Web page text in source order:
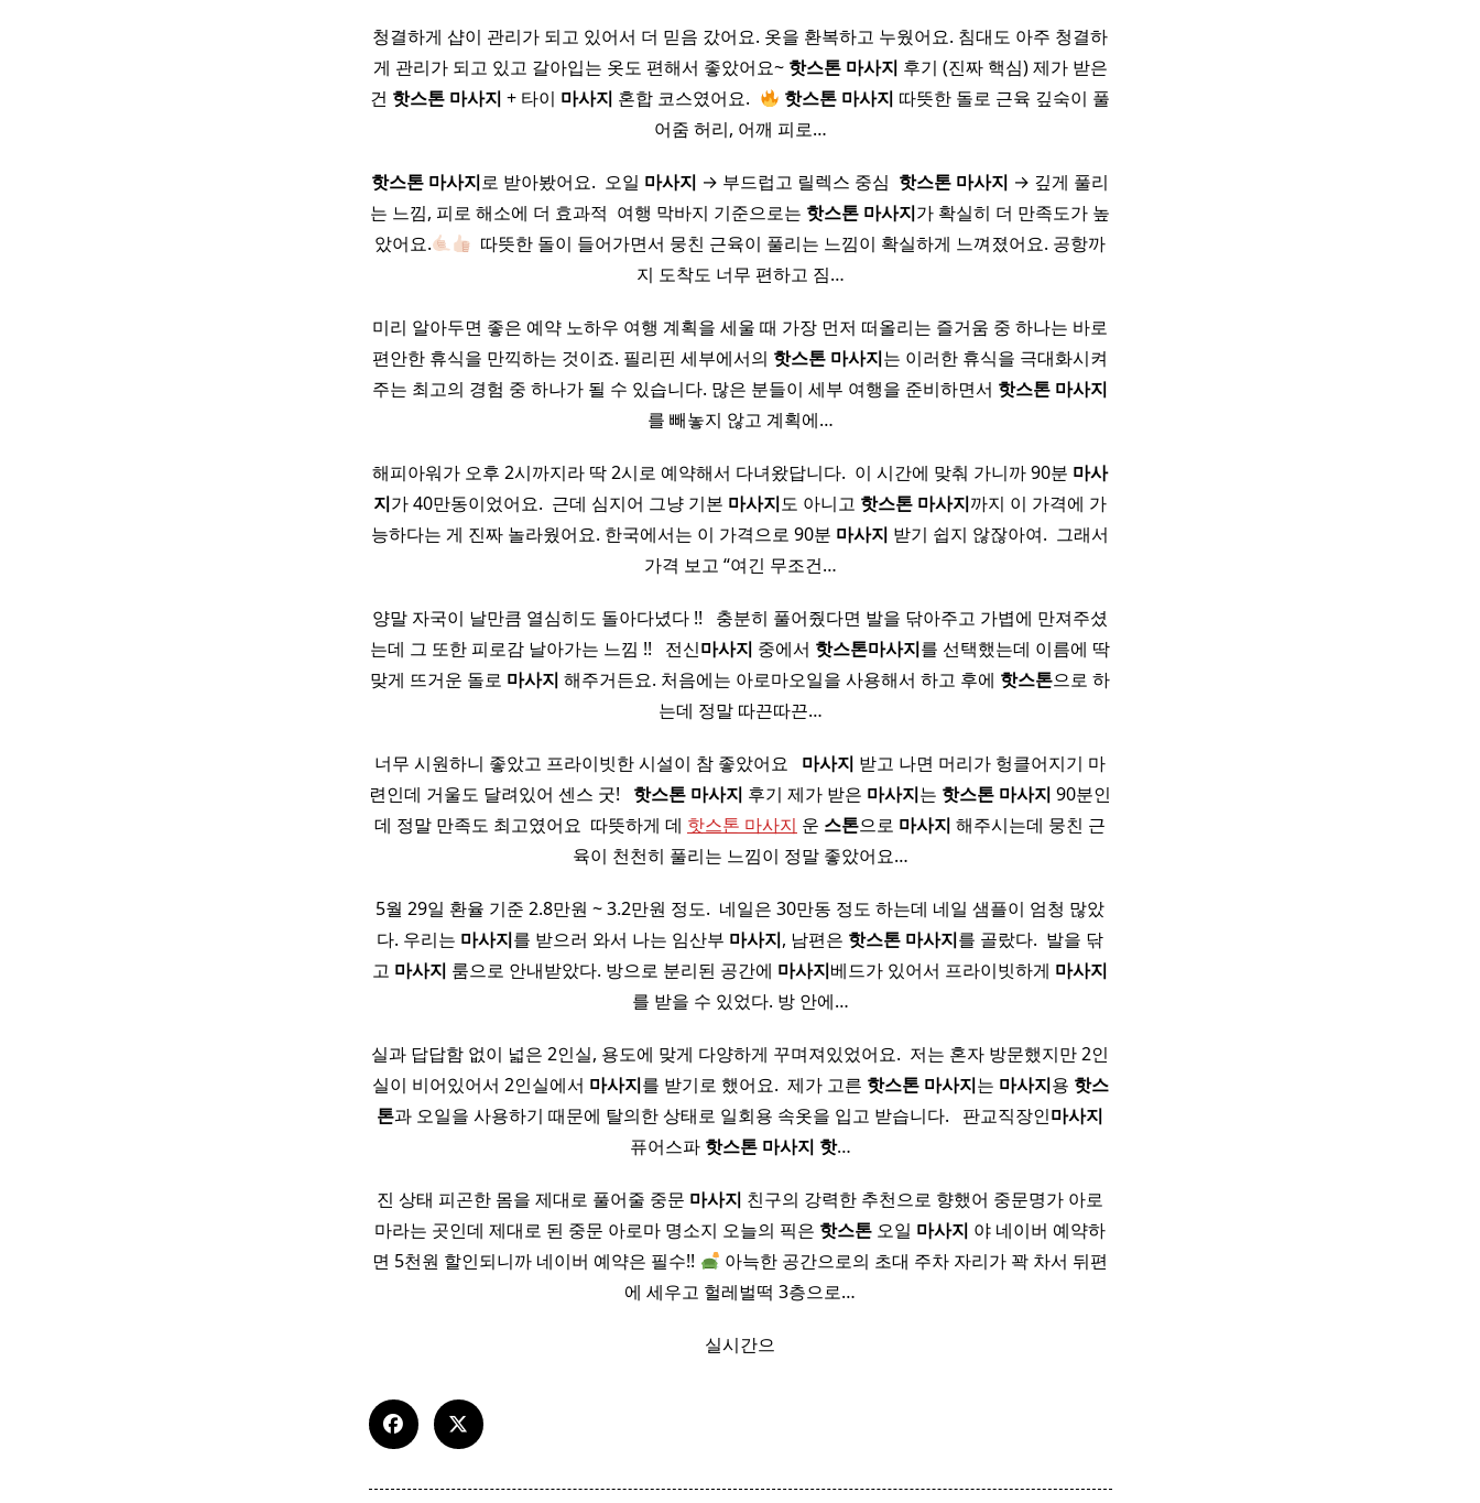
청결하게 샵이 관리가 되고 있어서 더 믿음 갔어요. 옷을 환복하고 누웠어요. 침대도 아주 청결하
게 관리가 되고 있고 갈아입는 옷도 편해서 좋았어요~ 핫스톤 마사지 후기 (진짜 핵심) 제가 받은
건 핫스톤 마사지 + 타이 마사지 혼합 코스였어요. ​ 핫스톤 마사지 따뜻한 돌로 근육 깊숙이 풀
어줌 허리, 어깨 피로…
핫스톤 마사지로 받아봤어요. ​ 오일 마사지 → 부드럽고 릴렉스 중심 ​ 핫스톤 마사지 → 깊게 풀리
는 느낌, 피로 해소에 더 효과적 ​ 여행 막바지 기준으로는 핫스톤 마사지가 확실히 더 만족도가 높
았어요.
​ 따뜻한 돌이 들어가면서 뭉친 근육이 풀리는 느낌이 확실하게 느껴졌어요. 공항까
지 도착도 너무 편하고 짐…
미리 알아두면 좋은 예약 노하우 여행 계획을 세울 때 가장 먼저 떠올리는 즐거움 중 하나는 바로
편안한 휴식을 만끽하는 것이죠. 필리핀 세부에서의 핫스톤 마사지는 이러한 휴식을 극대화시켜
주는 최고의 경험 중 하나가 될 수 있습니다. 많은 분들이 세부 여행을 준비하면서 핫스톤 마사지
를 빼놓지 않고 계획에…
해피아워가 오후 2시까지라 딱 2시로 예약해서 다녀왔답니다. ​ 이 시간에 맞춰 가니까 90분 마사
지가 40만동이었어요. ​ 근데 심지어 그냥 기본 마사지도 아니고 핫스톤 마사지까지 이 가격에 가
능하다는 게 진짜 놀라웠어요. 한국에서는 이 가격으로 90분 마사지 받기 쉽지 않잖아여. ​ 그래서
가격 보고 “여긴 무조건…
양말 자국이 날만큼 열심히도 돌아다녔다 !! ​ ​ 충분히 풀어줬다면 발을 닦아주고 가볍에 만져주셨
는데 그 또한 피로감 날아가는 느낌 !! ​ ​ 전신마사지 중에서 핫스톤마사지를 선택했는데 이름에 딱
맞게 뜨거운 돌로 마사지 해주거든요. 처음에는 아로마오일을 사용해서 하고 후에 핫스톤으로 하
는데 정말 따끈따끈…
너무 시원하니 좋았고 프라이빗한 시설이 참 좋았어요 ​ ​ 마사지 받고 나면 머리가 헝클어지기 마
련인데 거울도 달려있어 센스 굿! ​ ​ 핫스톤 마사지 후기 제가 받은 마사지는 핫스톤 마사지 90분인
데 정말 만족도 최고였어요 ​ 따뜻하게 데 핫스톤 마사지 운 스톤으로 마사지 해주시는데 뭉친 근
육이 천천히 풀리는 느낌이 정말 좋았어요…
5월 29일 환율 기준 2.8만원 ~ 3.2만원 정도. ​ 네일은 30만동 정도 하는데 네일 샘플이 엄청 많았
다. 우리는 마사지를 받으러 와서 나는 임산부 마사지, 남편은 핫스톤 마사지를 골랐다. ​ 발을 닦
고 마사지 룸으로 안내받았다. 방으로 분리된 공간에 마사지베드가 있어서 프라이빗하게 마사지
를 받을 수 있었다. 방 안에…
실과 답답함 없이 넓은 2인실, 용도에 맞게 다양하게 꾸며져있었어요. ​ 저는 혼자 방문했지만 2인
실이 비어있어서 2인실에서 마사지를 받기로 했어요. ​ 제가 고른 핫스톤 마사지는 마사지용 핫스
톤과 오일을 사용하기 때문에 탈의한 상태로 일회용 속옷을 입고 받습니다. ​ ​ 판교직장인마사지
퓨어스파 핫스톤 마사지 핫…
진 상태 피곤한 몸을 제대로 풀어줄 중문 마사지 친구의 강력한 추천으로 향했어 중문명가 아로
마라는 곳인데 제대로 된 중문 아로마 명소지 오늘의 픽은 핫스톤 오일 마사지 야 네이버 예약하
면 5천원 할인되니까 네이버 예약은 필수!!
아늑한 공간으로의 초대 주차 자리가 꽉 차서 뒤편
에 세우고 헐레벌떡 3층으로…
실시간으